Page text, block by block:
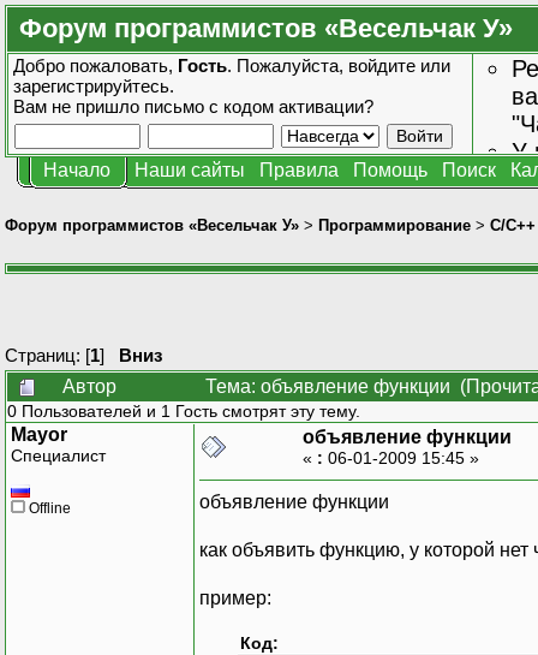
Форум программистов «Весельчак У»
Добро пожаловать, Гость. Пожалуйста, войдите или
зарегистрируйтесь.
Вам не пришло письмо с кодом активации?
У
Начало Наши сайты Правила Помощь Поиск
Форум программистов «Весельчак У» > Программирование > C/C++
Страниц: [1] Вниз
Автор
Тема: объявление функции
0 Пользователей и 1 Гость смотрят эту тему.
Mayor
Специалист
Offline
объявление функции
« : 06-01-2009 15:45 »
объявление функции
как объявить функцию, у которой
пример:
Код: